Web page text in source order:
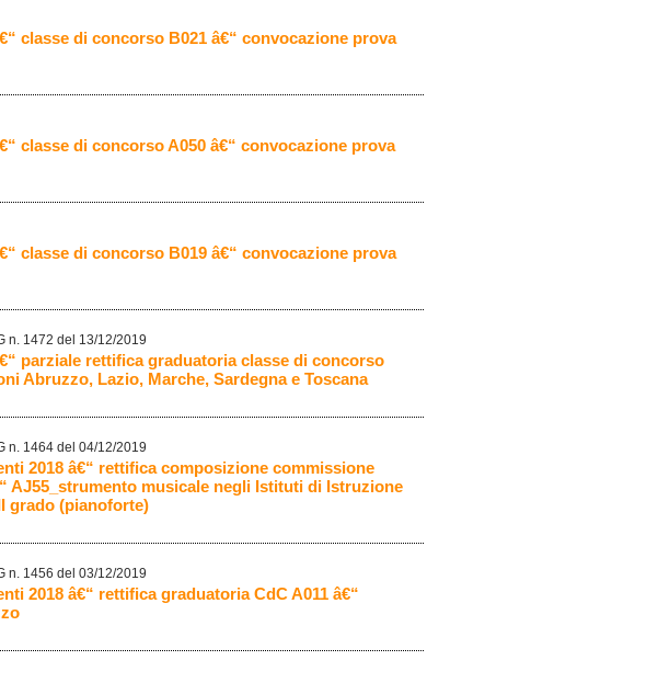
classe di concorso B021 â€“ convocazione prova
classe di concorso A050 â€“ convocazione prova
classe di concorso B019 â€“ convocazione prova
n. 1472 del 13/12/2019
parziale rettifica graduatoria classe di concorso
Abruzzo, Lazio, Marche, Sardegna e Toscana
n. 1464 del 04/12/2019
2018 â€“ rettifica composizione commissione
AJ55_strumento musicale negli Istituti di Istruzione
grado (pianoforte)
n. 1456 del 03/12/2019
2018 â€“ rettifica graduatoria CdC A011 â€“